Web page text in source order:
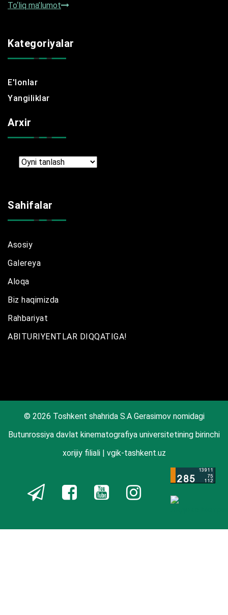
To‘liq ma’lumot
Kategoriyalar
E'lonlar
Yangiliklar
Arxir
Arxir
Sahifalar
Asosiy
Galereya
Aloqa
Biz haqimizda
Rahbariyat
ABITURIYENTLAR DIQQATIGA!
© 2026 Toshkent shahrida S.A Gerasimov nomidagi
Butunrossiya davlat kinematografiya universitetining birinchi
xorijiy filiali | vgik-tashkent.uz